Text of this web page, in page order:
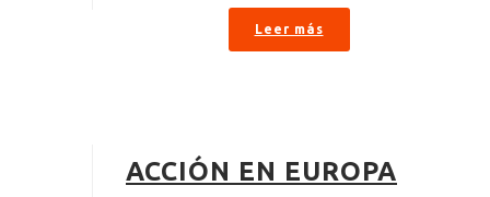
Leer más
ACCIÓN EN EUROPA